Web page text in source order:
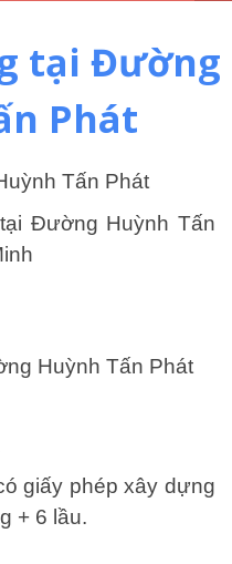
tại Đường
Phát
Tấn Phát
Đường Huỳnh Tấn
Huỳnh Tấn Phát
giấy phép xây dựng
+ 6 lầu.